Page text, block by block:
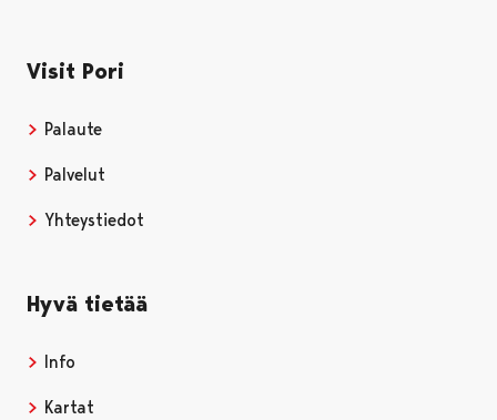
Visit Pori
Palaute
Palvelut
Yhteystiedot
Hyvä tietää
Info
Kartat